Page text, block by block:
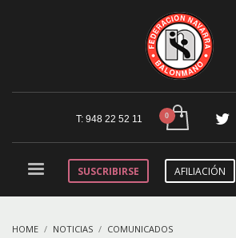
T: 948 22 52 11
SUSCRIBIRSE AFILIACIÓN
HOME NOTICIAS
COMUNICADOS